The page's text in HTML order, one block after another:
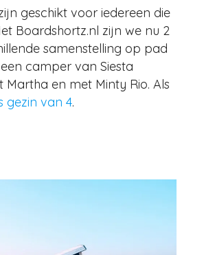
geschikt voor iedereen die
Boardshortz.nl zijn we nu 2
samenstelling op pad
camper van Siesta
Martha en met Minty Rio. Als
gezin van 4.